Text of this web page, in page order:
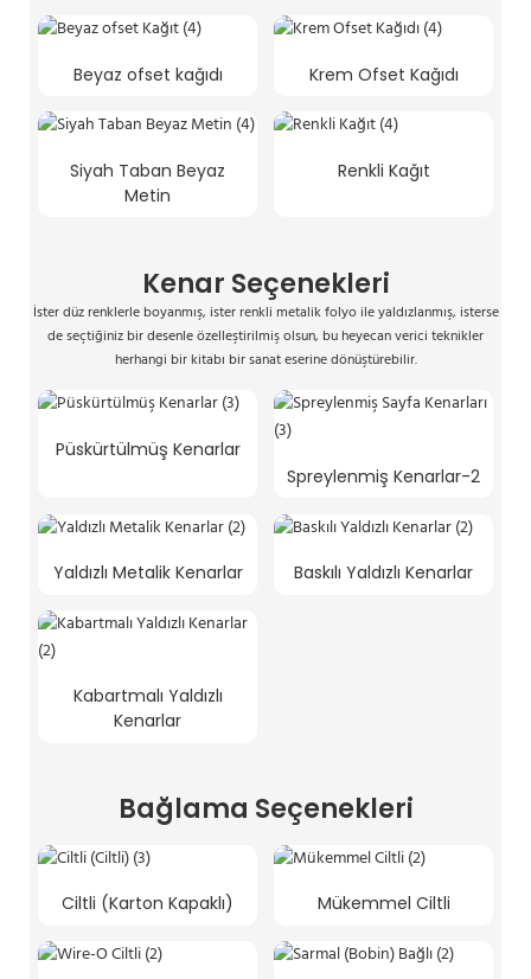
Beyaz ofset kağıdı Krem Ofset Kağıdı
Siyah Taban Beyaz
Metin
Renkli Kağıt
Kenar Seçenekleri
İster düz renklerle boyanmış, ister renkli metalik folyo ile yaldızlanmış, isterse
de seçtiğiniz bir desenle özelleştirilmiş olsun, bu heyecan verici teknikler
herhangi bir kitabı bir sanat eserine dönüştürebilir.
Püskürtülmüş Kenarlar
Spreylenmiş Kenarlar-2
Yaldızlı Metalik Kenarlar Baskılı Yaldızlı Kenarlar
Kabartmalı Yaldızlı
Kenarlar
Bağlama Seçenekleri
Ciltli (Karton Kapaklı) Mükemmel Ciltli